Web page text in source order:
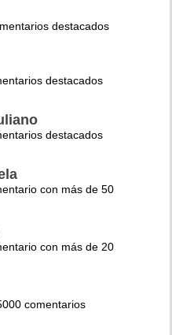
destacados
destacados
destacados
con más de 50
con más de 20
comentarios